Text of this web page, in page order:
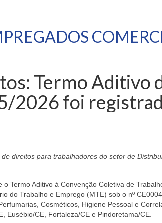
Termo Aditivo
2026 foi
direitos para trabalhadores do setor de
Termo Aditivo à Convenção Coletiva de
do Trabalho e Emprego (MTE) sob o nº
Cosméticos, Higiene Pessoal e
Eusébio/CE, Fortaleza/CE e Pindoretama/CE.